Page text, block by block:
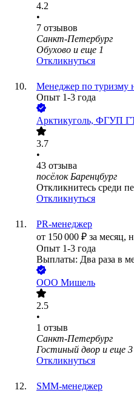
4.2
•
7 отзывов
Санкт-Петербург
Обухово и еще 1
Откликнуться
Менеджер по туризму
Опыт 1-3 года
Арктикуголь, ФГУП
3.7
•
43 отзыва
посёлок Баренцбург
Откликнитесь среди
Откликнуться
PR-менеджер
от 150 000 ₽ за месяц,
Опыт 1-3 года
Выплаты: Два раза в
ООО Мишель
2.5
•
1 отзыв
Санкт-Петербург
Гостиный двор и еще 3
Откликнуться
SMM-менеджер